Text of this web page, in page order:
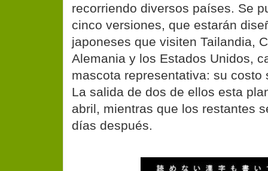
recorriendo diversos países. Se
cinco versiones, que estarán
japoneses que visiten Tailandia,
Alemania y los Estados Unidos,
mascota representativa: su costo
La salida de dos de ellos esta
abril, mientras que los restantes
días después.